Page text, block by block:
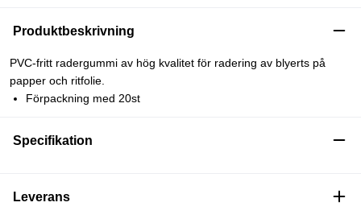
Produktbeskrivning
PVC-fritt radergummi av hög kvalitet för radering av blyerts på
papper och ritfolie.
Förpackning med 20st
Specifikation
Leverans